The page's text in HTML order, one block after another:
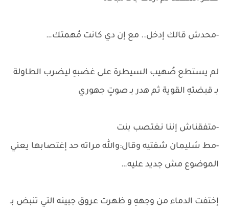
-محدش قالك إدخل.. مع إن دي كانت مُهمتك…
لم يستطع صُهيب السيطرة على غضبهِ ليضرب الطاولة
بـ قبضتهِ القوية ثم هدر بـ صوتٍ جهوري
-متفقناش إننا نغتصب بنت
-مط سُليمان شفتيه وقال:والله مراته حد إغتصابها يعني
الموضوع مش جديد عليه…
إختفت الدماء من وجههِ و ظهرت عروق جبينه التي تنبض بـ